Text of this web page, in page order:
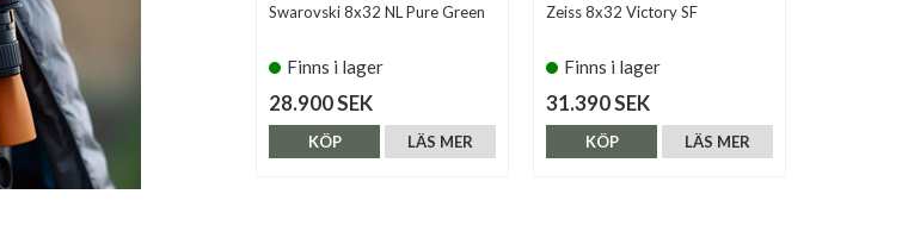
Swarovski 8x32 NL Pure Green
Finns i lager
28.900 SEK
LÄS MER
KÖP
Zeiss 8x32 Victory SF
Finns i lager
31.390 SEK
LÄS MER
KÖP